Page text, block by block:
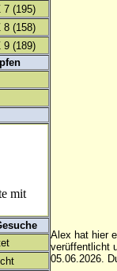
7 (195)
8 (158)
9 (189)
mit
Alex hat hier
verüffentlicht
05.06.2026.